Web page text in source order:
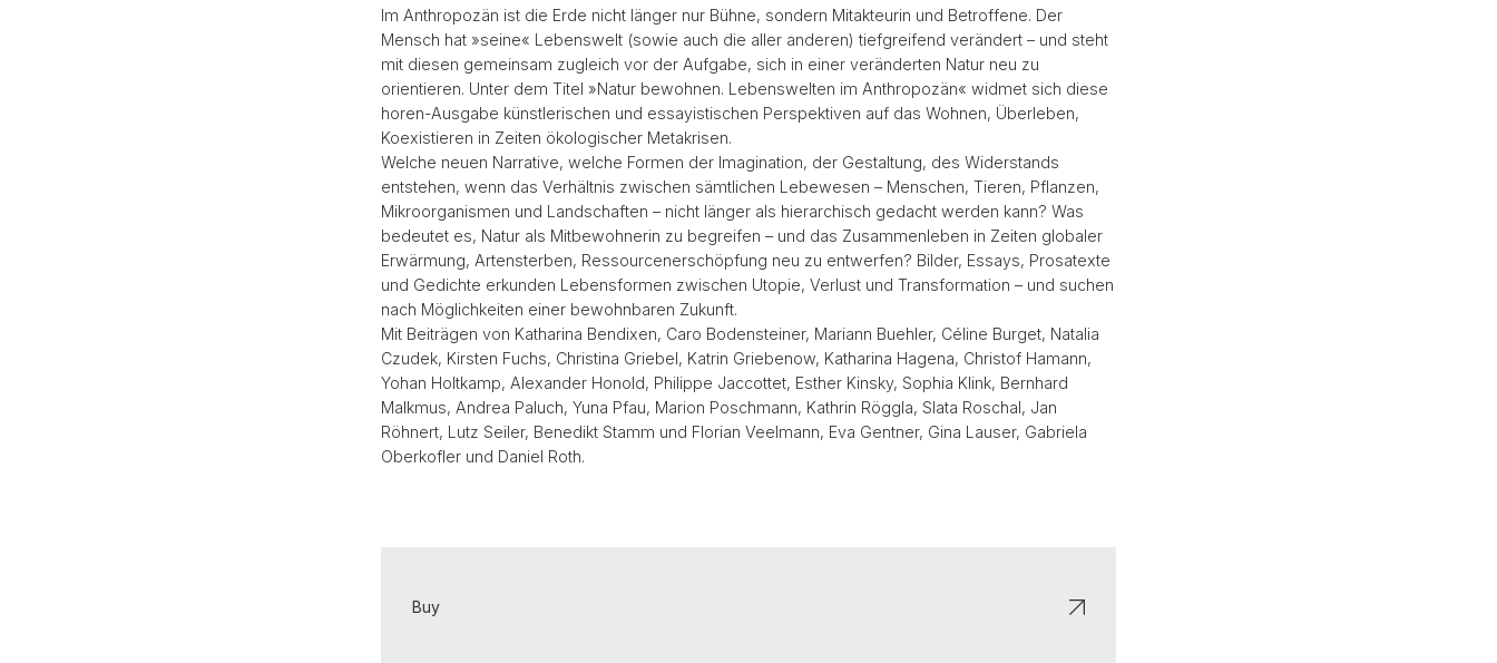
Im Anthropozän ist die Erde nicht länger nur Bühne, sondern Mitakteurin und Betroffene. Der
Mensch hat »seine« Lebenswelt (sowie auch die aller anderen) tiefgreifend verändert – und steht
mit diesen gemeinsam zugleich vor der Aufgabe, sich in einer veränderten Natur neu zu
orientieren. Unter dem Titel »Natur bewohnen. Lebenswelten im Anthropozän« widmet sich diese
horen-Ausgabe künstlerischen und essayistischen Perspektiven auf das Wohnen, Überleben,
Koexistieren in Zeiten ökologischer Metakrisen.
Welche neuen Narrative, welche Formen der Imagination, der Gestaltung, des Widerstands
entstehen, wenn das Verhältnis zwischen sämtlichen Lebewesen – Menschen, Tieren, Pflanzen,
Mikroorganismen und Landschaften – nicht länger als hierarchisch gedacht werden kann? Was
bedeutet es, Natur als Mitbewohnerin zu begreifen – und das Zusammenleben in Zeiten globaler
Erwärmung, Artensterben, Ressourcenerschöpfung neu zu entwerfen? Bilder, Essays, Prosatexte
und Gedichte erkunden Lebensformen zwischen Utopie, Verlust und Transformation – und suchen
nach Möglichkeiten einer bewohnbaren Zukunft.
Mit Beiträgen von Katharina Bendixen, Caro Bodensteiner, Mariann Buehler, Céline Burget, Natalia
Czudek, Kirsten Fuchs, Christina Griebel, Katrin Griebenow, Katharina Hagena, Christof Hamann,
Yohan Holtkamp, Alexander Honold, Philippe Jaccottet, Esther Kinsky, Sophia Klink, Bernhard
Malkmus, Andrea Paluch, Yuna Pfau, Marion Poschmann, Kathrin Röggla, Slata Roschal, Jan
Röhnert, Lutz Seiler, Benedikt Stamm und Florian Veelmann, Eva Gentner, Gina Lauser, Gabriela
Oberkofler und Daniel Roth.
Buy